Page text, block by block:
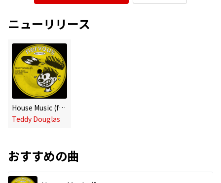
ニューリリース
House Music (feat. Fast Eddie) [Remixes]
Teddy Douglas
おすすめの曲